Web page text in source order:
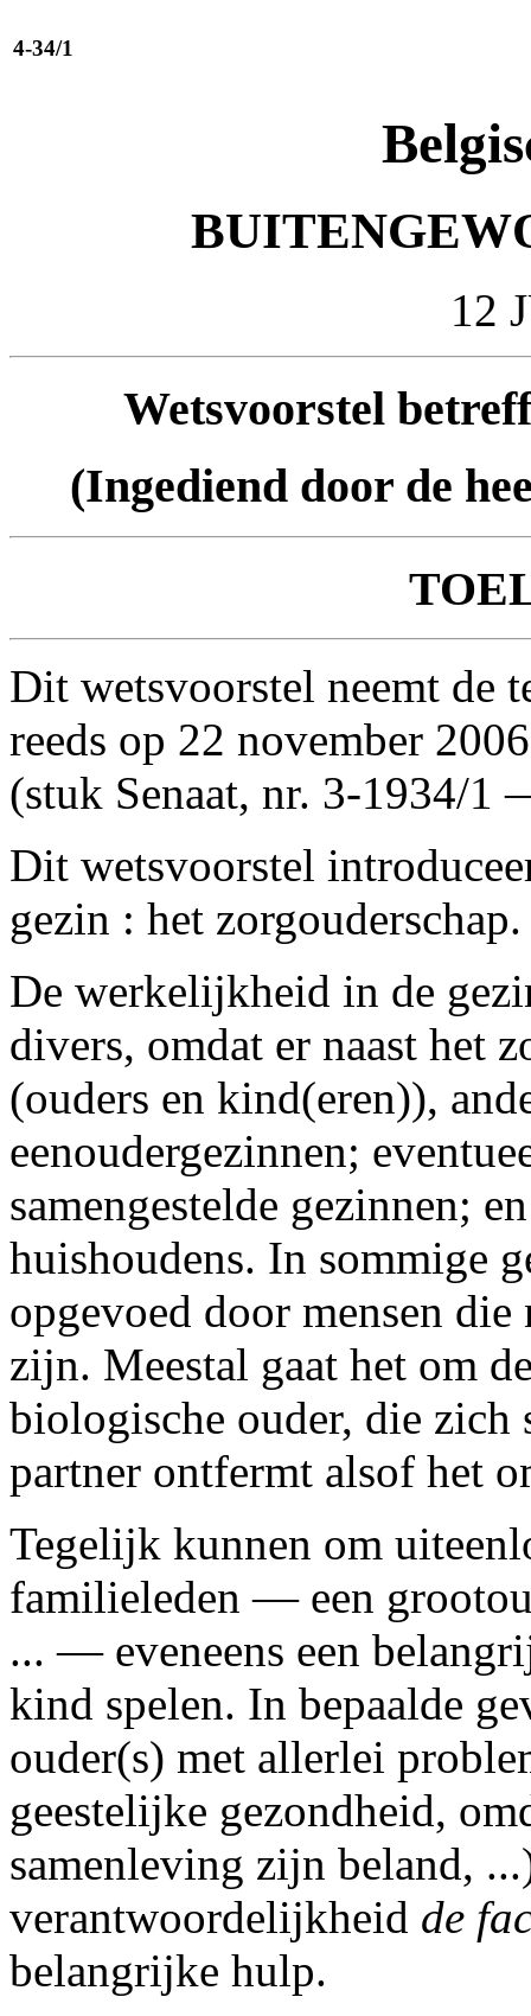
4-34/1
12
Wetsvoorstel
(Ingediend door de
Dit wetsvoorstel neemt de
reeds op 22 november
(stuk Senaat, nr. 3-1934/1
Dit wetsvoorstel
gezin : het zorgouderschap.
De werkelijkheid in de
divers, omdat er naast het
(ouders en kind(eren)),
eenoudergezinnen;
samengestelde gezinnen;
huishoudens. In sommige
opgevoed door mensen
zijn. Meestal gaat het om
biologische ouder, die zich
partner ontfermt alsof het
Tegelijk kunnen om
familieleden — een
... — eveneens een
kind spelen. In bepaalde
ouder(s) met allerlei
geestelijke gezondheid,
samenleving zijn beland,
verantwoordelijkheid de
belangrijke hulp.